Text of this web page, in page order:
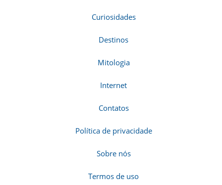
Curiosidades
Destinos
Mitologia
Internet
Contatos
Política de privacidade
Sobre nós
Termos de uso